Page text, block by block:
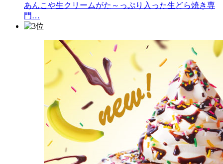
あんこや生クリームがた～っぷり入った生どら焼き専
門…